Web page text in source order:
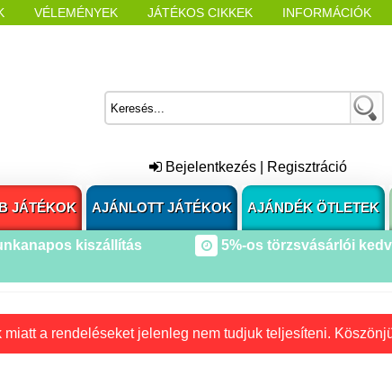
VÉLEMÉNYEK JÁTÉKOS CIKKEK INFORMÁCIÓK
Bejelentkezés Regisztráció
JÁTÉKOK AJÁNLOTT JÁTÉKOK AJÁNDÉK ÖTLETEK
kiszállítás 5%-os törzsvásárlói
miatt a rendeléseket jelenleg nem tudjuk teljesíteni.